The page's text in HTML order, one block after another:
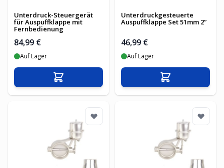
Unterdruck-Steuergerät
für Auspuffklappe mit
Fernbedienung
84,99 €
Auf Lager
In den Warenkorb
Unterdruckgesteuerte
Auspuffklappe Set 51mm 2”
46,99 €
Auf Lager
In den